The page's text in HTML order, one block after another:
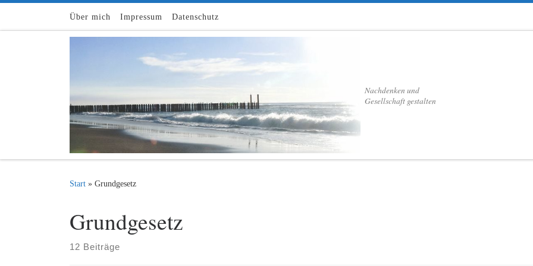
Zum Inhalt springen
Über mich Impressum Datenschutz
Nachdenken und
Gesellschaft gestalten
Start » Grundgesetz
Grundgesetz
12 Beiträge